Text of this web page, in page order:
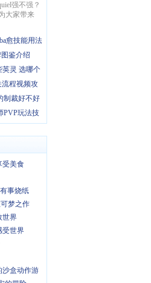
鉴介绍强不强？
大家带来
愈技能用法
图鉴介绍
英灵 选哪个
流程视频攻
制裁好不好
PVP玩法技
受美食
事烧纸
可梦之作
世界
受世界
沙盒动作游